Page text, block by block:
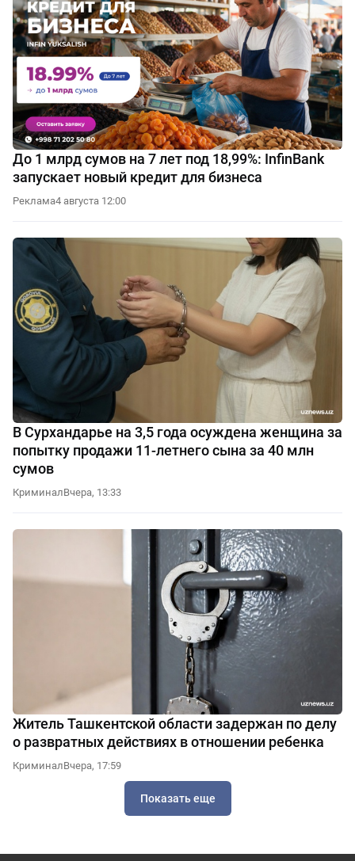
До 1 млрд сумов на 7 лет под 18,99%: InfinBank
запускает новый кредит для бизнеса
Реклама4 августа 12:00
В Сурхандарье на 3,5 года осуждена женщина за
попытку продажи 11-летнего сына за 40 млн
сумов
КриминалВчера, 13:33
Житель Ташкентской области задержан по делу
о развратных действиях в отношении ребенка
КриминалВчера, 17:59
Показать еще